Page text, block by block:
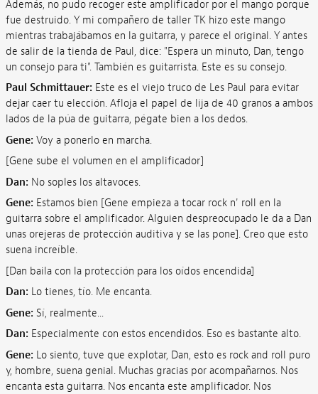
Además, no pudo recoger este amplificador por el mango porque
fue destruido. Y mi compañero de taller TK hizo este mango
mientras trabajábamos en la guitarra, y parece el original. Y antes
de salir de la tienda de Paul, dice: "Espera un minuto, Dan, tengo
un consejo para ti". También es guitarrista. Este es su consejo.
Paul Schmittauer: Este es el viejo truco de Les Paul para evitar
dejar caer tu elección. Afloja el papel de lija de 40 granos a ambos
lados de la púa de guitarra, pégate bien a los dedos.
Gene: Voy a ponerlo en marcha.
[Gene sube el volumen en el amplificador]
Dan: No soples los altavoces.
Gene: Estamos bien [Gene empieza a tocar rock n' roll en la
guitarra sobre el amplificador. Alguien despreocupado le da a Dan
unas orejeras de protección auditiva y se las pone]. Creo que esto
suena increíble.
[Dan baila con la protección para los oídos encendida]
Dan: Lo tienes, tío. Me encanta.
Gene: Sí, realmente...
Dan: Especialmente con estos encendidos. Eso es bastante alto.
Gene: Lo siento, tuve que explotar, Dan, esto es rock and roll puro
y, hombre, suena genial. Muchas gracias por acompañarnos. Nos
encanta esta guitarra. Nos encanta este amplificador. Nos